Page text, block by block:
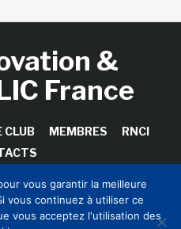
&
France
CLUB MEMBRES
RNCI
& Culture CLIC France /
vous garantir la meilleure
vous continuez à utiliser ce
vous acceptez l'utilisation des